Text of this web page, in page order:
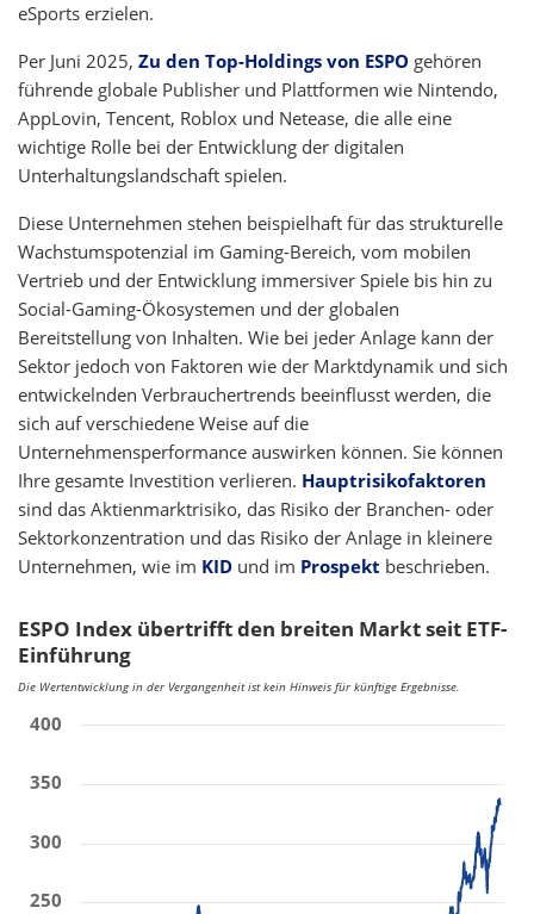
eSports erzielen.
Per Juni 2025, Zu den Top-Holdings von ESPO gehören
führende globale Publisher und Plattformen wie Nintendo,
AppLovin, Tencent, Roblox und Netease, die alle eine
wichtige Rolle bei der Entwicklung der digitalen
Unterhaltungslandschaft spielen.
Diese Unternehmen stehen beispielhaft für das strukturelle
Wachstumspotenzial im Gaming-Bereich, vom mobilen
Vertrieb und der Entwicklung immersiver Spiele bis hin zu
Social-Gaming-Ökosystemen und der globalen
Bereitstellung von Inhalten. Wie bei jeder Anlage kann der
Sektor jedoch von Faktoren wie der Marktdynamik und sich
entwickelnden Verbrauchertrends beeinflusst werden, die
sich auf verschiedene Weise auf die
Unternehmensperformance auswirken können. Sie können
Ihre gesamte Investition verlieren. Hauptrisikofaktoren
sind das Aktienmarktrisiko, das Risiko der Branchen- oder
Sektorkonzentration und das Risiko der Anlage in kleinere
Unternehmen, wie im KID und im Prospekt beschrieben.
ESPO Index übertrifft den breiten Markt seit ETF-
Einführung
Die Wertentwicklung in der Vergangenheit ist kein Hinweis für künftige Ergebnisse.
250
300
350
400